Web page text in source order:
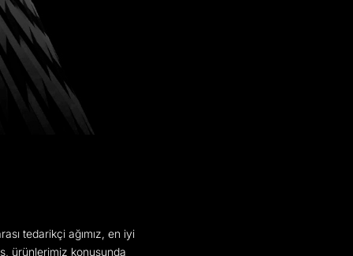
tedarikçi ağımız, en iyi
ürünlerimiz konusunda